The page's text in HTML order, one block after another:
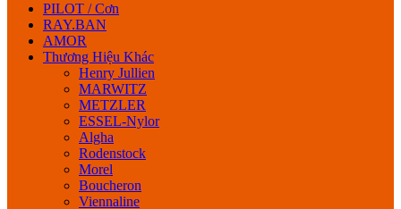
PILOT / Cơn
RAY.BAN
AMOR
Thương Hiệu Khác
Henry Jullien
MARWITZ
METZLER
ESSEL-Nylor
Algha
Rodenstock
Morel
Boucheron
Viennaline